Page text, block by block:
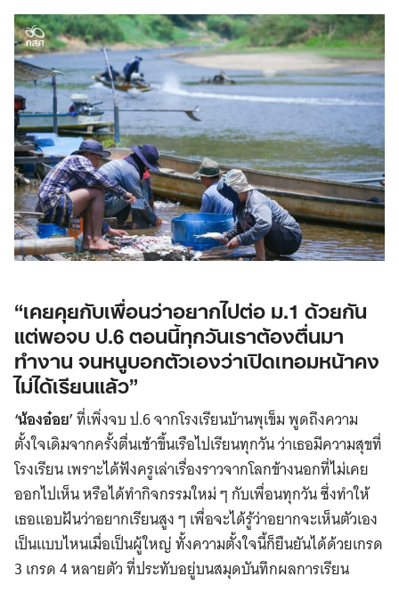
“เคยคุยกับเพื่อนว่าอยากไปต่อ ม.1 ด้วยกัน
แต่พอจบ ป.6 ตอนนี้ทุกวันเราต้องตื่นมา
ทำงาน จนหนูบอกตัวเองว่าเปิดเทอมหน้าคง
ไม่ได้เรียนแล้ว”
‘น้องอ๋อย’ที่เพิ่งจบ ป.6 จากโรงเรียนบ้านพุเข็ม พูดถึงความ
ตั้งใจเดิมจากครั้งตื่นเช้าขึ้นเรือไปเรียนทุกวัน ว่าเธอมีความสุขที่
โรงเรียน เพราะได้ฟังครูเล่าเรื่องราวจากโลกข้างนอกที่ไม่เคย
ออกไปเห็น หรือได้ทำกิจกรรมใหม่ ๆ กับเพื่อนทุกวัน ซึ่งทำให้
เธอแอบฝันว่าอยากเรียนสูง ๆ เพื่อจะได้รู้ว่าอยากจะเห็นตัวเอง
เป็นแบบไหนเมื่อเป็นผู้ใหญ่ ทั้งความตั้งใจนี้ก็ยืนยันได้ด้วยเกรด
3 เกรด 4 หลายตัว ที่ประทับอยู่บนสมุดบันทึกผลการเรียน